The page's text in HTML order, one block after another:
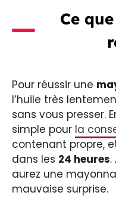
Ce
Pour réussir une
l’huile très
sans vous presser.
simple pour la
contenant propre,
dans les 24 heures
aurez une
mauvaise surprise.